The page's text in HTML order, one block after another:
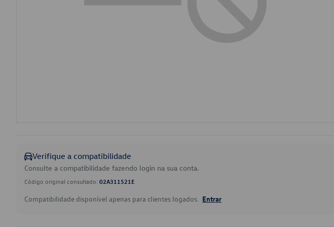
Verifique a compatibilidade
Consulte a compatibilidade fazendo login na sua conta.
Código original consultado: 02A311521E
Compatibilidade disponível apenas para clientes logados. Entrar